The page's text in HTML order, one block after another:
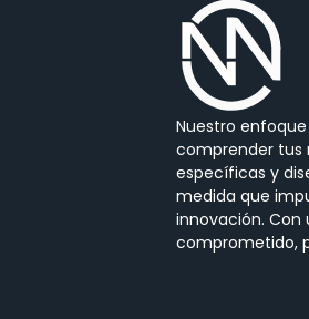
Nuestro
comprender tus
específicas y
medida que
innovación. Con
comprometido,